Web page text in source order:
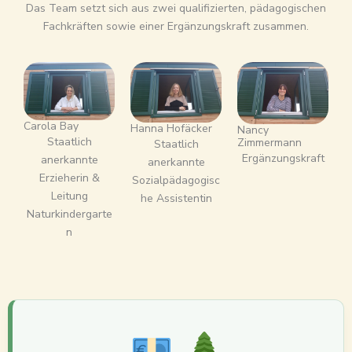
Das Team setzt sich aus zwei qualifizierten, pädagogischen
Fachkräften sowie einer Ergänzungskraft zusammen.
Carola Bay
Staatlich
anerkannte
Erzieherin &
Leitung
Naturkindergarte
n
Hanna Hofäcker
Staatlich
anerkannte
Sozialpädagogisc
he Assistentin
Nancy
Zimmermann
Ergänzungskraft